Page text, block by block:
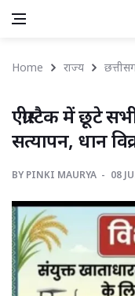
Home राज्य
एग्रीस्टैक में छूटे
सत्यापन, धान
BY PINKI MAURYA 08